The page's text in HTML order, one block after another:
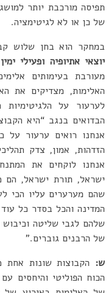
תפיסה מורכבת יותר
של כן או לא לגיטימציה.
במחקר הוא בחן שלוש
יוצאי אתיופיה ופעילי
מעורבת בעימותים
האלימות, מצדיקים את
לערעור על
הבדואים בנגב “היא
אנחנו רואים ערעור
הזדהות, אמון, צדק
אנחנו לוקחים את
ישראל, תורת ישראל, הם
שהם מערערים עליו הכי
המדינה והכל בסדר כל עוד
שלהם לגבי שליטה
של הרבנים גוברים.”
ש: הקבוצות שונות אחת
הכוח הפוליטי והיחסים